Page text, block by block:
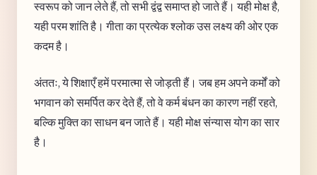
स्वरूप को जान लेते हैं, तो सभी द्वंद्व समाप्त हो जाते हैं। यही मोक्ष है,
यही परम शांति है। गीता का प्रत्येक श्लोक उस लक्ष्य की ओर एक
कदम है।
अंततः, ये शिक्षाएँ हमें परमात्मा से जोड़ती हैं। जब हम अपने कर्मों को
भगवान को समर्पित कर देते हैं, तो वे कर्म बंधन का कारण नहीं रहते,
बल्कि मुक्ति का साधन बन जाते हैं। यही मोक्ष संन्यास योग का सार
है।